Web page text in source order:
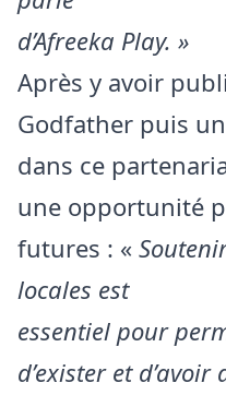
d’Afreeka Play. »
Après y avoir
Godfather puis
dans ce
une opportunité
futures : «
locales est
essentiel pour
d’exister et d’avoir